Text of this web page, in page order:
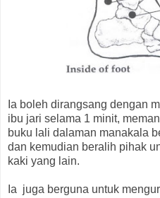
Ia boleh dirangsang dengan
ibu jari selama 1 minit,
buku lali dalaman manakala
dan kemudian beralih pihak
kaki yang lain.
Ia juga berguna untuk